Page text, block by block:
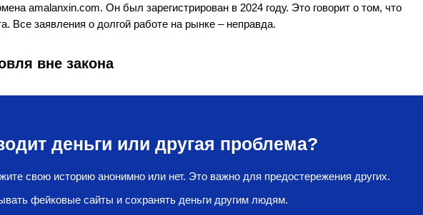
amalanxin.com. Он был зарегистрирован в 2024 году. Это говорит о том, что
Все заявления о долгой работе на рынке – неправда.
вне закона
деньги или другая проблема?
свою историю анонимно или нет. Это важно для предостережения других.
фейковые сайты и сохранять деньги другим людям.